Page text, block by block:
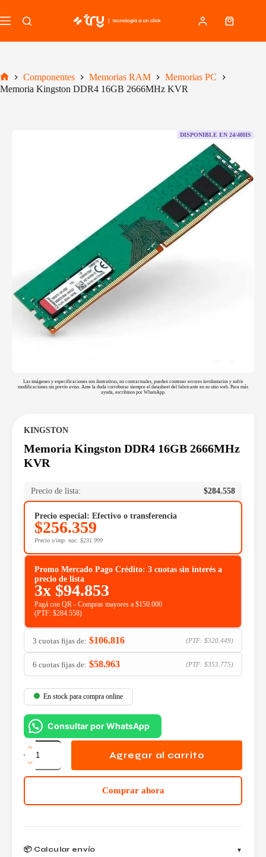
al
contenido
Carro
Inicio
Componentes Memorias RAM
Memorias PC
Memoria Kingston DDR4 16GB 2666MHz KVR
DISPONIBLE EN 24/48HS
Las imágenes y especificaciones son ilustrativas, no contractuales, pueden contener errores involuntarios y sufrir
modificaciones sin previo aviso. Ante la duda corroborar siempre el datasheet del fabricante en su sitio web. Para más
ayuda, escribinos por WhatsApp.
KINGSTON
Memoria Kingston DDR4 16GB 2666MHz
KVR
Precio de lista: $284.558
Precio especial: Efectivo o transferencia
$256.359
Precio s/imp. nac. $231.999
Promo Mercado Pago Crédito: 3 cuotas sin interés a
precio de lista
3x $94.853
Pagá con QR - Compras mayores a $150.000
(PTF: $284.558)
3 cuotas fijas de: $106.816 (PTF: $320.449)
6 cuotas fijas de: $58.963 (PTF: $353.775)
En stock para compra online
Consultar por WhatsApp
Memoria
Kingston
DDR4
16GB
cantidad
Agregar al carrito
Comprar ahora
📦 Calcular envío